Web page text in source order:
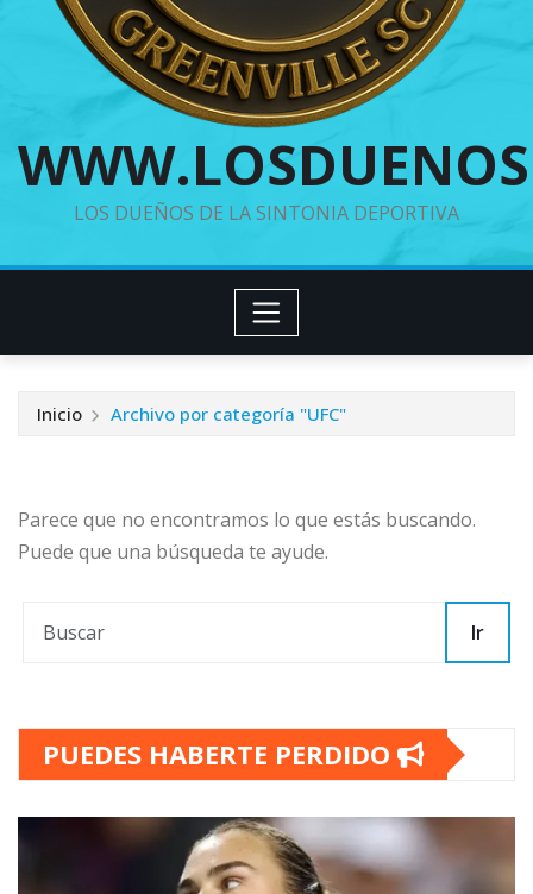
LOS DUEÑOS DE LA SINTONIA DEPORTIVA
Inicio Archivo por categoría "UFC"
Parece que no encontramos lo que estás buscando.
Puede que una búsqueda te ayude.
Ir
PUEDES HABERTE PERDIDO